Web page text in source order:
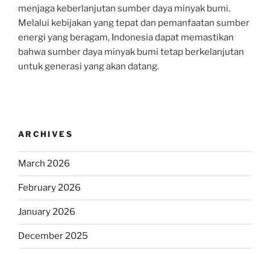
menjaga keberlanjutan sumber daya minyak bumi.
Melalui kebijakan yang tepat dan pemanfaatan sumber
energi yang beragam, Indonesia dapat memastikan
bahwa sumber daya minyak bumi tetap berkelanjutan
untuk generasi yang akan datang.
ARCHIVES
March 2026
February 2026
January 2026
December 2025